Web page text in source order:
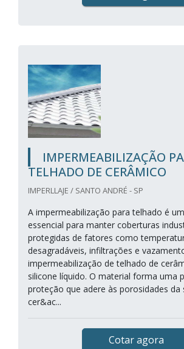
IMPERMEABILIZAÇÃO
TELHADO DE CERÂMICO
IMPERLLAJE / SANTO ANDRÉ - SP
A impermeabilização para telhado é
essencial para manter coberturas
protegidas de fatores como
desagradáveis, infiltrações e
impermeabilização de telhado de
silicone líquido. O material forma uma
proteção que adere às porosidades da
cer&ac...
Cotar agora